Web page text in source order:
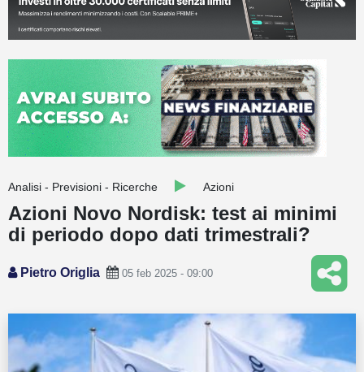
Calendario economico
Webinar
Trading
Education
Quotazioni
Conto IG
Guru Monitor
Altro
Analisi - Previsioni - Ricerche Azioni
Azioni Novo Nordisk: test ai minimi
di periodo dopo dati trimestrali?
Pietro Origlia 05 feb 2025 - 09:00